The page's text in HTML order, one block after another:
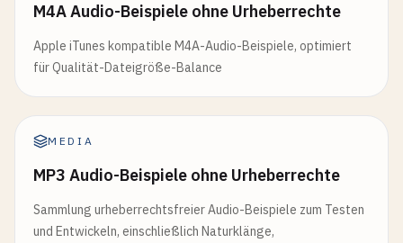
M4A Audio-Beispiele ohne Urheberrechte
Apple iTunes kompatible M4A-Audio-Beispiele, optimiert
für Qualität-Dateigröße-Balance
MEDIA
MP3 Audio-Beispiele ohne Urheberrechte
Sammlung urheberrechtsfreier Audio-Beispiele zum Testen
und Entwickeln, einschließlich Naturklänge,